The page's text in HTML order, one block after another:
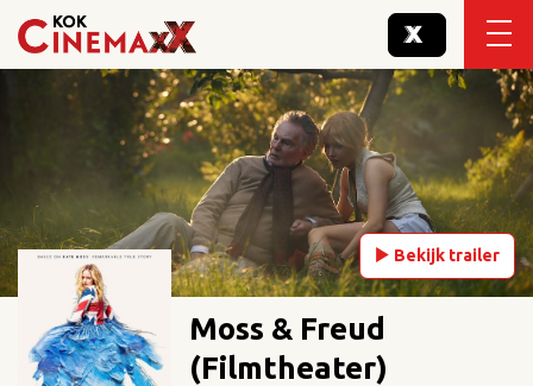
Bekijk trailer
Moss & Freud
(Filmtheater)